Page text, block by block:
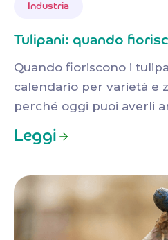
Industria
Tulipani: quando
Quando fioriscono i
calendario per varietà e
perché oggi puoi averli
Leggi